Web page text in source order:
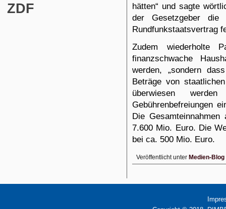
ZDF
hätten“ und sagte
der Gesetzgeber
Rundfunkstaatsvertrag
Zudem wiederholte
finanzschwache
werden, „sondern
Beträge von
überwiesen
Gebührenbefreiungen
Die
7.600 Mio. Euro. Die
bei ca. 500 Mio. Euro.
Veröffentlicht unter Medien-Blog